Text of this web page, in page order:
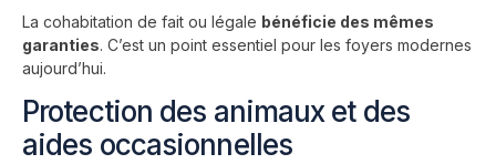
La cohabitation de fait ou légale bénéficie des mêmes
garanties. C’est un point essentiel pour les foyers modernes
aujourd’hui.
Protection des animaux et des
aides occasionnelles